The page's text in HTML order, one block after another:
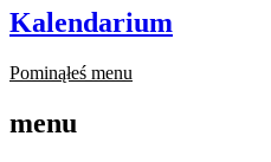
Kalendarium
Pominąłeś menu
menu